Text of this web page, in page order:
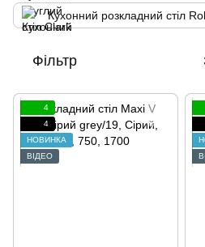
Кухонний розкладний стіл
Фільтр
4
4
НОВИНКА
ВІДЕО